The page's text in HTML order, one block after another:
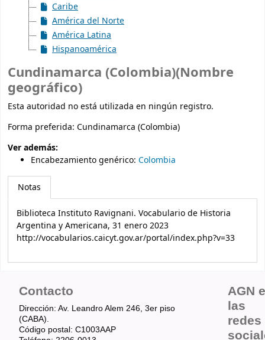
Caribe
América del Norte
América Latina
Hispanoamérica
Cundinamarca (Colombia)(Nombre
geográfico)
Esta autoridad no está utilizada en ningún registro.
Forma preferida: Cundinamarca (Colombia)
Ver además:
Encabezamiento genérico: Colombia
Notas
Biblioteca Instituto Ravignani. Vocabulario de Historia
Argentina y Americana, 31 enero 2023
http://vocabularios.caicyt.gov.ar/portal/index.php?v=33
Contacto
Dirección: Av. Leandro Alem 246, 3er piso
(CABA).
Código postal: C1003AAP
AGN
las
redes